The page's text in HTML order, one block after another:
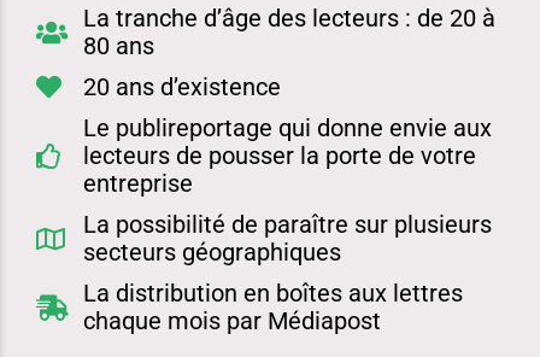
La tranche d’âge des lecteurs : de 20 à
80 ans
20 ans d’existence
Le publireportage qui donne envie aux
lecteurs de pousser la porte de votre
entreprise
La possibilité de paraître sur plusieurs
secteurs géographiques
La distribution en boîtes aux lettres
chaque mois par Médiapost